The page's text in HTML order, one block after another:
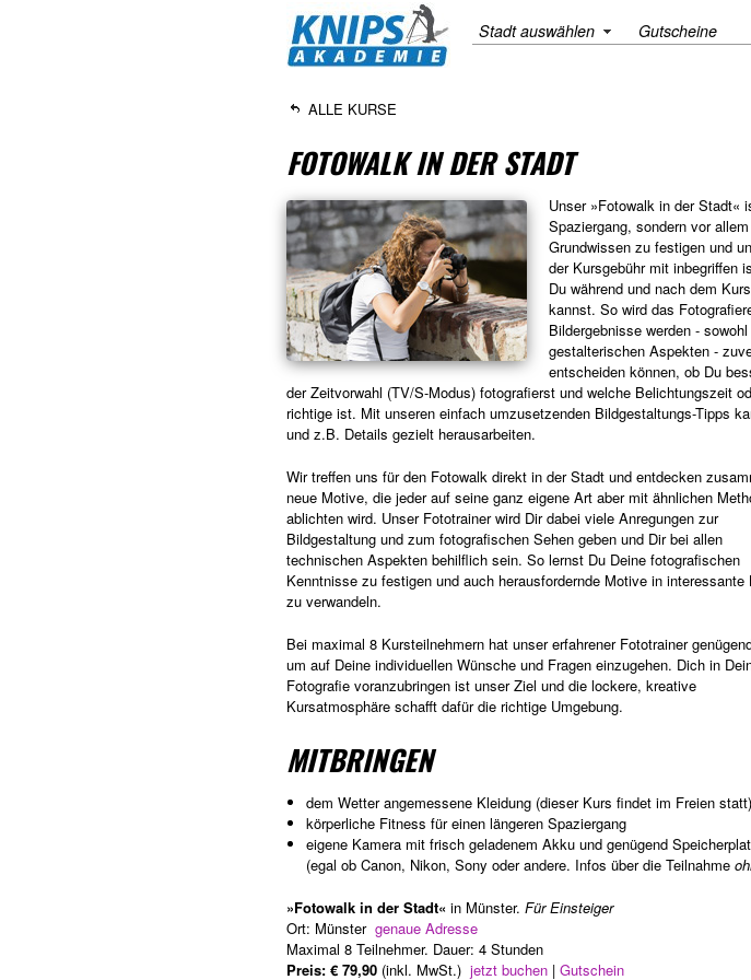
Stadt auswählen Gutscheine
ALLE KURSE
FOTOWALK IN DER STADT
Unser »Fotowalk in der Stadt«
Spaziergang, sondern vor
Grundwissen zu festigen und
der Kursgebühr mit inbegriffen
Du während und nach dem
kannst. So wird das
Bildergebnisse werden -
gestalterischen Aspekten -
entscheiden können, ob Du
der Zeitvorwahl (TV/S-Modus) fotografierst und welche Belichtungszeit
richtige ist. Mit unseren einfach umzusetzenden Bildgestaltungs-Tipps
und z.B. Details gezielt herausarbeiten.
Wir treffen uns für den Fotowalk direkt in der Stadt und entdecken
neue Motive, die jeder auf seine ganz eigene Art aber mit ähnlichen
ablichten wird. Unser Fototrainer wird Dir dabei viele Anregungen zur
Bildgestaltung und zum fotografischen Sehen geben und Dir bei allen
technischen Aspekten behilflich sein. So lernst Du Deine fotografischen
Kenntnisse zu festigen und auch herausfordernde Motive in interessante
zu verwandeln.
Bei maximal 8 Kursteilnehmern hat unser erfahrener Fototrainer
um auf Deine individuellen Wünsche und Fragen einzugehen. Dich in
Fotografie voranzubringen ist unser Ziel und die lockere, kreative
Kursatmosphäre schafft dafür die richtige Umgebung.
MITBRINGEN
dem Wetter angemessene Kleidung (dieser Kurs findet im Freien statt)
körperliche Fitness für einen längeren Spaziergang
eigene Kamera mit frisch geladenem Akku und genügend
(egal ob Canon, Nikon, Sony oder andere. Infos über die Teilnahme
»Fotowalk in der Stadt« in Münster. Für Einsteiger
Ort: Münster genaue Adresse
Maximal 8 Teilnehmer. Dauer: 4 Stunden
Preis: € 79,90 (inkl. MwSt.) jetzt buchen | Gutschein